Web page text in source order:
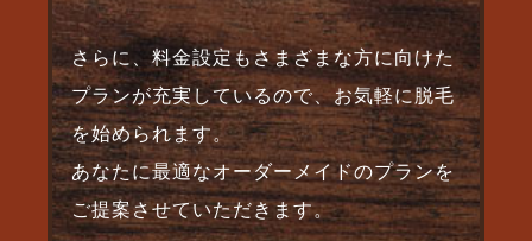
さらに、料金設定もさまざまな方に向けた
プランが充実しているので、お気軽に脱毛
を始められます。
あなたに最適なオーダーメイドのプランを
ご提案させていただきます。